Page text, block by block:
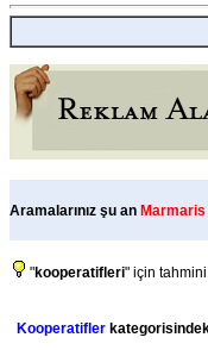
Aramalarınız şu an Marmaris
"kooperatifleri" için
Kooperatifler